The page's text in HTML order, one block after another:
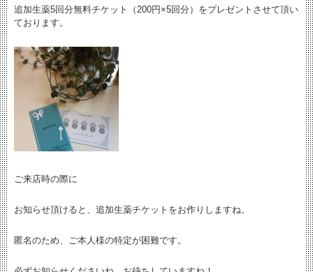
追加生薬5回分無料チケット（200円×5回分）をプレゼントさせて頂い
ております。
ご来店時の際に
お知らせ頂けると、追加生薬チケットをお作りしますね。
匿名のため、ご本人様の特定が困難です。